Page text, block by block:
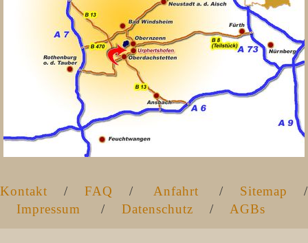
Kontakt / FAQ / Anfahrt / Sitemap /
Impressum / Datenschutz / AGBs